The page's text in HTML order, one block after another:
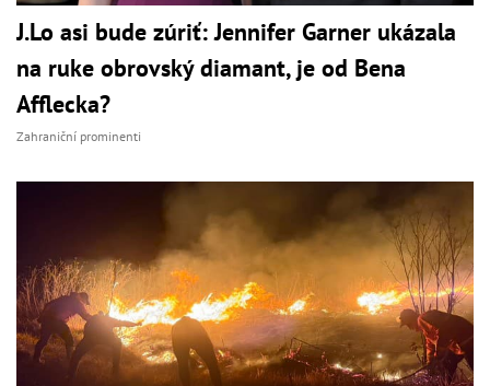
J.Lo asi bude zúriť: Jennifer Garner ukázala
na ruke obrovský diamant, je od Bena
Afflecka?
Zahraniční prominenti